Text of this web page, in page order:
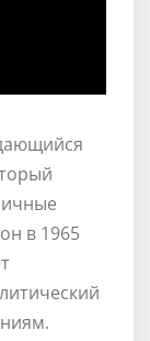
в 1965